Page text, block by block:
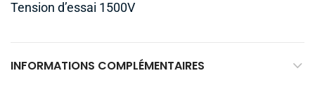
Tension d’essai 1500V
INFORMATIONS COMPLÉMENTAIRES